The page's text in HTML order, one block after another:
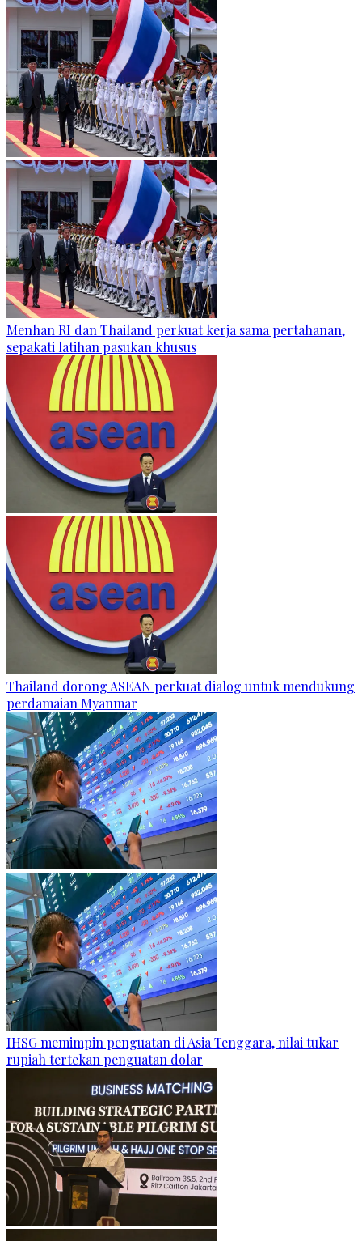
Menhan RI dan Thailand perkuat kerja sama pertahanan,
sepakati latihan pasukan khusus
Thailand dorong ASEAN perkuat dialog untuk mendukung
perdamaian Myanmar
IHSG memimpin penguatan di Asia Tenggara, nilai tukar
rupiah tertekan penguatan dolar